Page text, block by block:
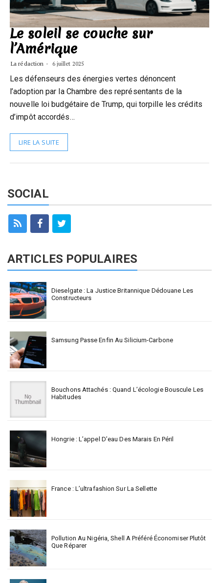
Le soleil se couche sur
l’Amérique
La rédaction 6 juillet 2025
Les défenseurs des énergies vertes dénoncent
l’adoption par la Chambre des représentants de la
nouvelle loi budgétaire de Trump, qui torpille les crédits
d’impôt accordés…
LIRE LA SUITE
SOCIAL
ARTICLES POPULAIRES
Dieselgate : La Justice Britannique Dédouane Les
Constructeurs
Samsung Passe Enfin Au Silicium-Carbone
Bouchons Attachés : Quand L’écologie Bouscule Les
Habitudes
Hongrie : L’appel D’eau Des Marais En Péril
France : L’ultrafashion Sur La Sellette
Pollution Au Nigéria, Shell A Préféré Économiser Plutôt
Que Réparer